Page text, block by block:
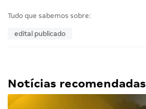
Tudo que sabemos sobre:
edital publicado
Notícias recomendadas